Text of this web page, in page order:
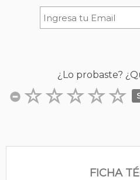
¿Lo probaste?
FICHA